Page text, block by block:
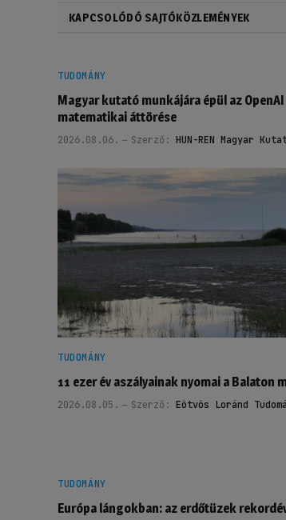
KAPCSOLÓDÓ SAJTÓKÖZLEMÉNYEK
TUDOMÁNY
Magyar kutató munkájára épül az
matematikai áttörése
2026.08.06. Szerző: HUN-REN Magyar
TUDOMÁNY
11 ezer év aszályainak nyomai a Balaton
2026.08.05. Szerző: Eötvös Loránd
TUDOMÁNY
Európa lángokban: az erdőtüzek